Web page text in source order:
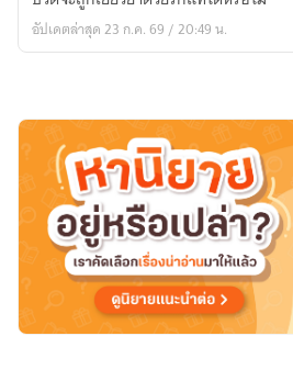
อัปเดตล่าสุด 23 ก.ค. 69 / 20:49 น.